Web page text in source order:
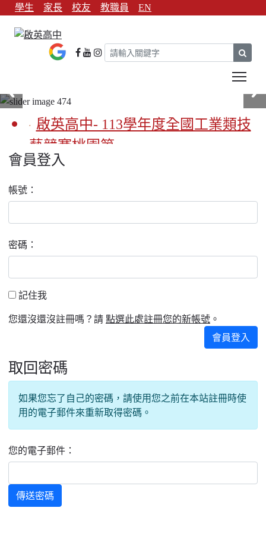
學生 家長 校友 教職員 EN
啟英高中- 113學年度全國工業類技
藝競賽桃園第一
啟英高中-113學年全國學生家事類
技藝競賽榮獲1支金手獎3支優勝
第一
會員登入
帳號：
密碼：
記住我記住我
您還沒還沒註冊嗎？請 點選此處註冊您的新帳號 。
會員登入
取回密碼
如果您忘了自己的密碼，請使用您之前在本站註冊時使
用的電子郵件來重新取得密碼。
您的電子郵件：
傳送密碼